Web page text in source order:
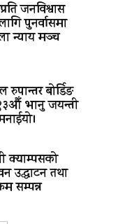
जनविश्वास
पुनर्वासमा
न्याय मञ्च
रुपान्तर बोर्डिङ
भानु जयन्ती
क्याम्पसको
उद्घाटन तथा
सम्पन्न